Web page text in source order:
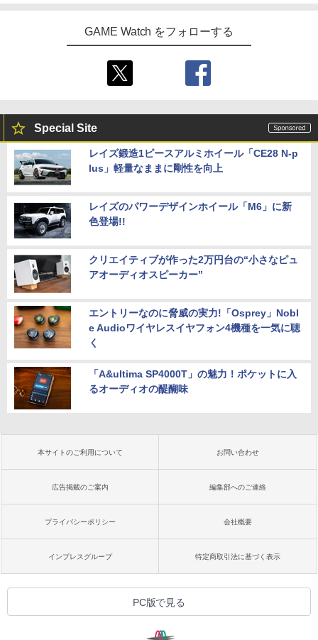
GAME Watch をフォローする
Special Site
レイズ鍛造1ピースアルミホイール「CE28 N-p
lus」軽量なままに剛性を向上
レイズのパワーデザインホイール「M6」に新
色登場!!
クリエイティブが作った2万円台の“小さなピュ
アオーディオスピーカー”
エントリーなのに脅威の実力!「Osprey」Nobl
e Audioワイヤレスイヤフォン4機種を一気に聴
く
「A&ultima SP4000T」の魅力！ポケットに入
るオーディオの醍醐味
本サイトのご利用について お問い合わせ
広告掲載のご案内 編集部へのご連絡
プライバシーポリシー 会社概要
インプレスグループ 特定商取引法に基づく表示
PC版で見る